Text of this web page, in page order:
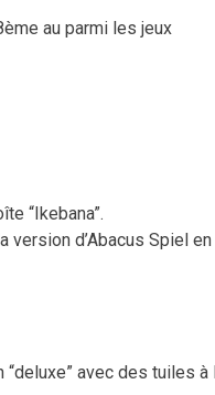
au parmi les jeux
“Ikebana”.
version d’Abacus Spiel en
avec des tuiles à